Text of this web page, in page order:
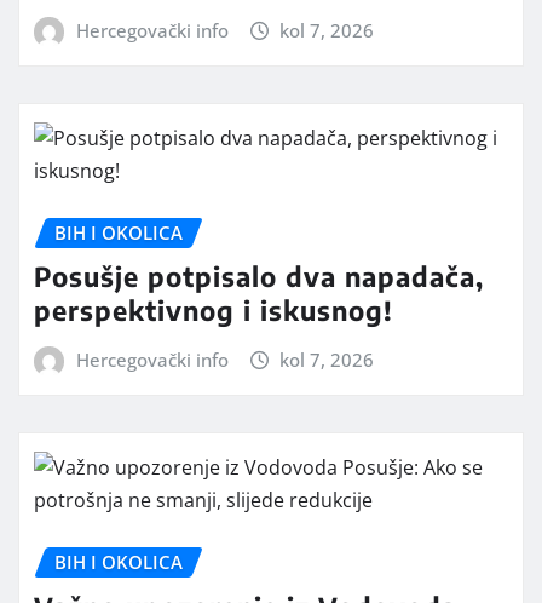
Hercegovački info kol 7, 2026
BIH I OKOLICA
Posušje potpisalo dva napadača,
perspektivnog i iskusnog!
Hercegovački info kol 7, 2026
BIH I OKOLICA